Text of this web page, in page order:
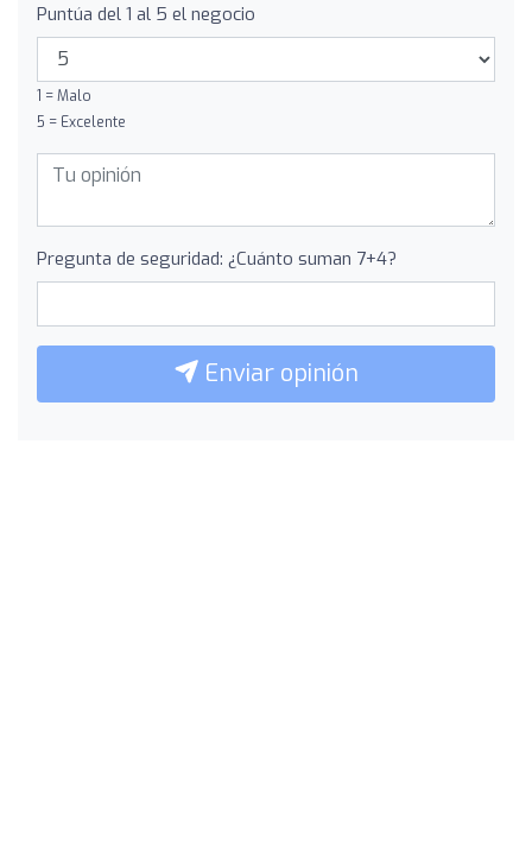
Puntúa del 1 al 5 el negocio
1 = Malo
5 = Excelente
Pregunta de seguridad: ¿Cuánto suman 7+4?
Enviar opinión